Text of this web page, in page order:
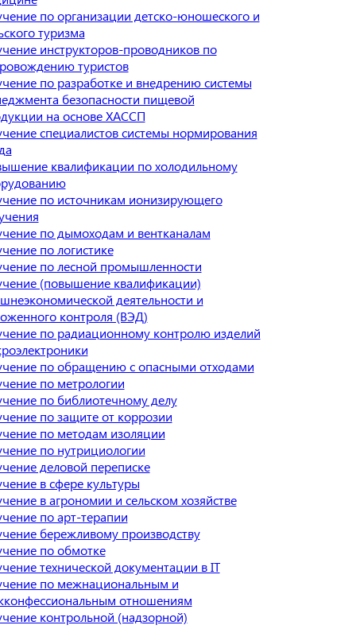
по организации детско-юношеского и
туризма
инструкторов-проводников по
туристов
по разработке и внедрению системы
безопасности пищевой
на основе ХАССП
специалистов системы нормирования
квалификации по холодильному
по источникам ионизирующего
по дымоходам и вентканалам
по логистике
по лесной промышленности
(повышение квалификации)
деятельности и
контроля (ВЭД)
по радиационному контролю изделий
по обращению с опасными отходами
по метрологии
по библиотечному делу
по защите от коррозии
по методам изоляции
по нутрициологии
деловой переписке
в сфере культуры
в агрономии и сельском хозяйстве
по арт-терапии
бережливому производству
по обмотке
технической документации в IT
по межнациональным и
отношениям
контрольной (надзорной)